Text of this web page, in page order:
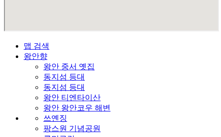
맵 검색
왕안향
왕안 중서 옛집
동지섬 등대
동지섬 등대
왕안 티엔타이산
왕안 왕안코우 해변
쓰옌징
팡스원 기념공원